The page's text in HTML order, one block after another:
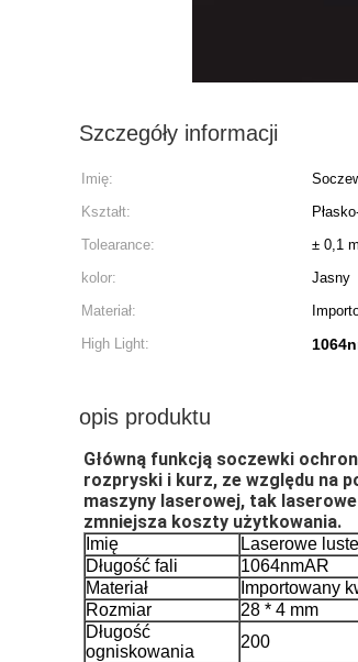
Szczegóły informacji
Imię:
Kształt:
Tolearance:
± 0,1
kolor:
Jasny
Materiał:
High Light:
opis produktu
Główną funkcją soczewki
rozpryski i kurz, ze względu na
maszyny laserowej, tak
zmniejsza koszty użytkowania.
Imię
Laserowe
Długość fali
1064nmAR
Materiał
Importowany
Rozmiar
28 * 4 mm
Długość
ogniskowania
200